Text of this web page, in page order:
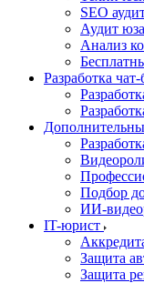
SEO
Аудит
Анализ
Разработка чат-
Подбор
ИИ-
IT-юрист
Защита
Защита